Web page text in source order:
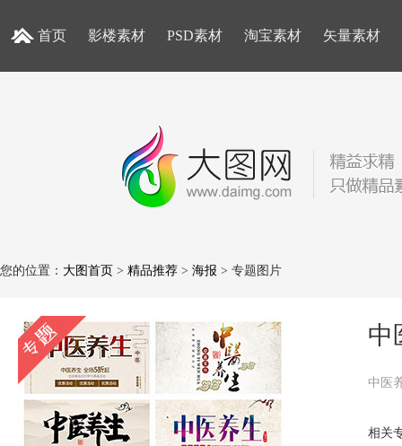
首页 影楼素材 PSD素材 淘宝素材 矢量素材
您的位置： 大图首页 > 精品推荐 > 海报 > 专题图片
中
中医
相关